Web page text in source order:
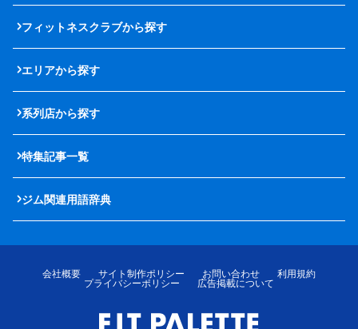
フィットネスクラブから探す
エリアから探す
系列店から探す
特集記事一覧
ジム関連用語辞典
会社概要 サイト制作ポリシー お問い合わせ
利用規約
プライバシーポリシー
広告掲載について